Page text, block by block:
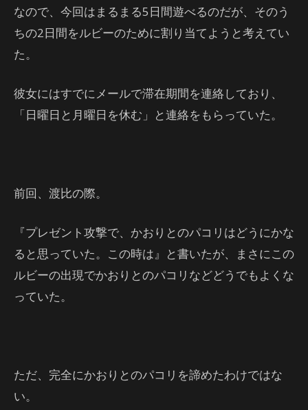
なので、今回はまるまる5日間遊べるのだが、そのう
ちの2日間をルビーのために割り当てようと考えてい
た。
彼女にはすでにメールで滞在期間を連絡しており、
「日曜日と月曜日を休む」と連絡をもらっていた。
前回、渡比の際。
『プレゼント攻撃で、かおりとのパコリはどうにかな
ると思っていた。この時は』と書いたが、まさにこの
ルビーの出現でかおりとのパコリなどどうでもよくな
っていた。
ただ、完全にかおりとのパコリを諦めたわけではな
い。